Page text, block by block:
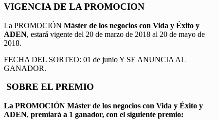
VIGENCIA DE LA PROMOCION
La PROMOCIÓN Máster de los negocios con Vida y Éxito y
ADEN, estará vigente del 20 de marzo de 2018 al 20 de mayo de
2018.
FECHA DEL SORTEO: 01 de junio Y SE ANUNCIA AL
GANADOR.
SOBRE EL PREMIO
La PROMOCIÓN Máster de los negocios con Vida y Éxito y
ADEN, premiará a 1 ganador, con el siguiente premio: